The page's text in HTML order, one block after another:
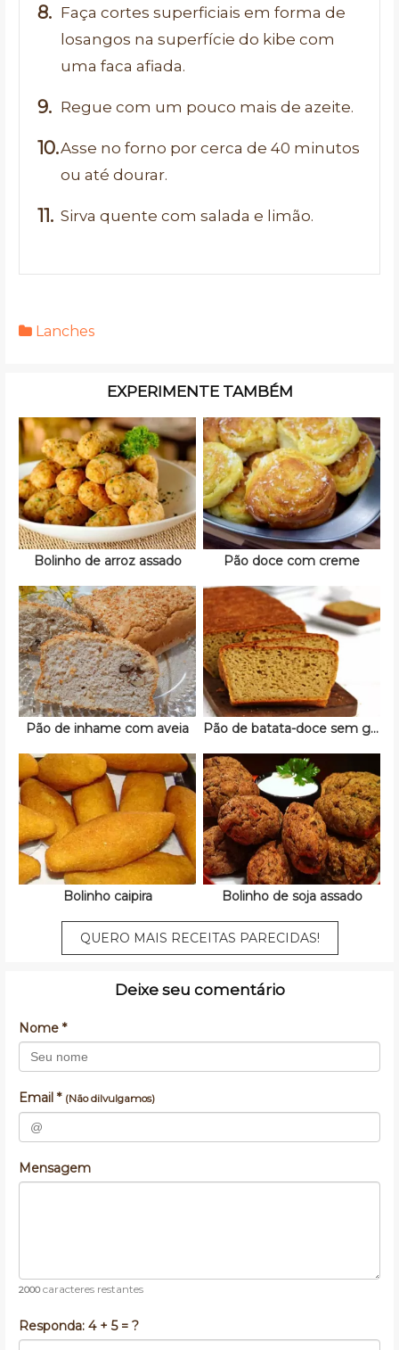
Faça cortes superficiais em forma de
losangos na superfície do kibe com
uma faca afiada.
Regue com um pouco mais de azeite.
Asse no forno por cerca de 40 minutos
ou até dourar.
Sirva quente com salada e limão.
Lanches
EXPERIMENTE TAMBÉM
Bolinho de arroz assado Pão doce com creme
Pão de inhame com aveia Pão de batata-doce sem glúten
Bolinho caipira Bolinho de soja assado
QUERO MAIS RECEITAS PARECIDAS!
Deixe seu comentário
Nome *
Email * (Não dilvulgamos)
Mensagem
2000caracteres restantes
Responda: 4 + 5 = ?